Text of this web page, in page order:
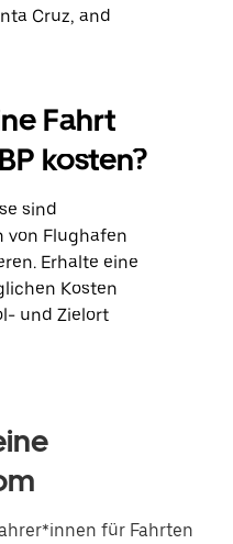
Cruz, and
Fahrt
kosten?
sind
von Flughafen
Erhalte eine
Kosten
und Zielort
für Fahrten